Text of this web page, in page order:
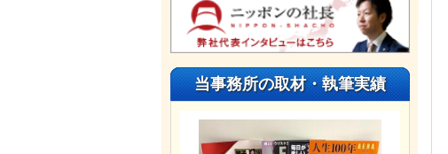
当事務所の取材・執筆実績